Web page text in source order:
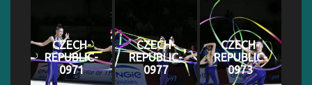
CZECH-
REPUBLIC-
0971
CZECH-
REPUBLIC-
0977
CZECH-
REPUBLIC-
0973